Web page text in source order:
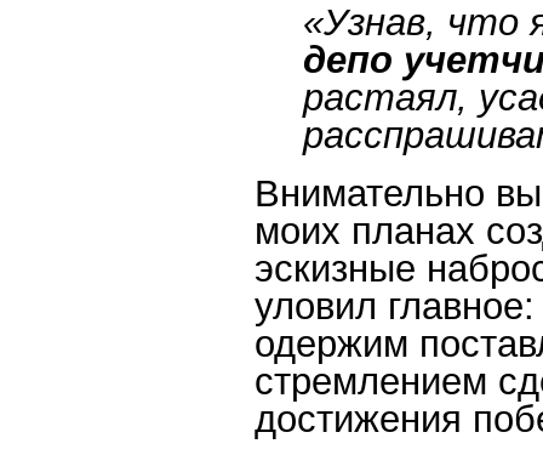
«Узнав, что
депо
растаял,
Внимательно
моих планах
эскизные
уловил
одержим
стремлением
достижения